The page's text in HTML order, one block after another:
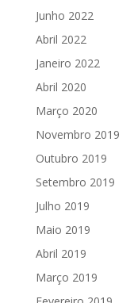
Junho 2022
Abril 2022
Janeiro 2022
Abril 2020
Março 2020
Novembro 2019
Outubro 2019
Setembro 2019
Julho 2019
Maio 2019
Abril 2019
Março 2019